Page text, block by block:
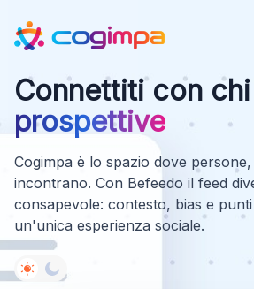
Connettiti con
prospettive
Cogimpa è lo spazio dove
incontrano. Con Befeedo il feed
consapevole: contesto, bias e
un'unica esperienza sociale.